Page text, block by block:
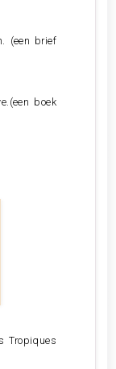
(een brief
boek
Tropiques